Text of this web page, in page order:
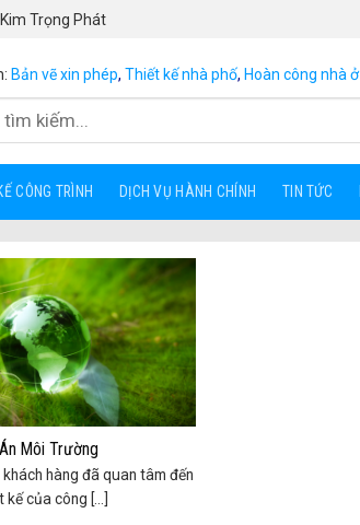
Trọng Phát
Bản vẽ xin phép, Thiết kế nhà phố, Hoàn công nhà ở
CÔNG TRÌNH DỊCH VỤ HÀNH CHÍNH TIN TỨC
Môi Trường
hàng đã quan tâm đến
của công [...]